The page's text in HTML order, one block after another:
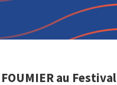
au Festival